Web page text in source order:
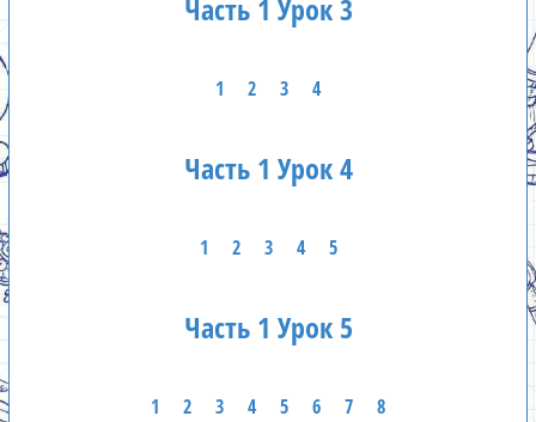
Часть 1 Урок 3
1 2 3 4
Часть 1 Урок 4
1 2 3 4 5
Часть 1 Урок 5
1 2 3 4 5 6 7 8